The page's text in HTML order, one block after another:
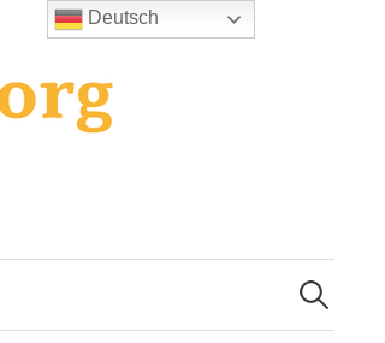
Suchen
nach:
Deutsch